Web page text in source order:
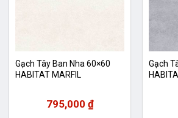
Gạch Tây Ban Nha 60×60
HABITAT MARFIL
795,000 ₫
Gạch